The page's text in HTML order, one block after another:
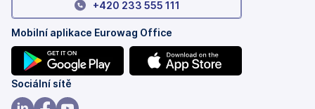
+420 233 555 111
Mobilní aplikace Eurowag Office
(se
v
Sociální sítě